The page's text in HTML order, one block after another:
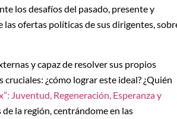
los desafíos del pasado, presente y
ofertas políticas de sus dirigentes,
y capaz de resolver sus propios
¿cómo lograr este ideal? ¿Quién
Juventud, Regeneración, Esperanza y
la región, centrándome en las